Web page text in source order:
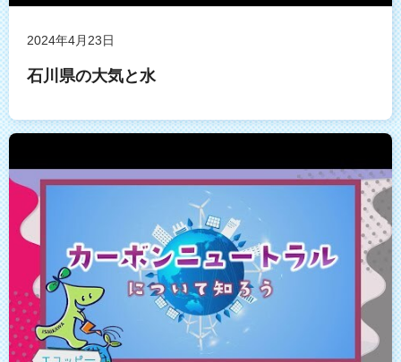
2024年4月23日
石川県の大気と水